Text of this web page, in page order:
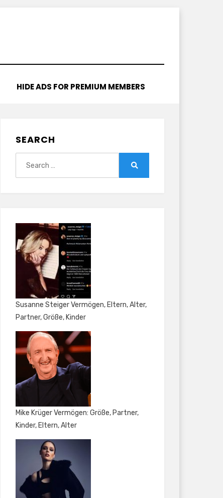
HIDE ADS FOR PREMIUM MEMBERS
SEARCH
Susanne Steiger Vermögen, Eltern, Alter,
Partner, Größe, Kinder
Mike Krüger Vermögen: Größe, Partner,
Kinder, Eltern, Alter